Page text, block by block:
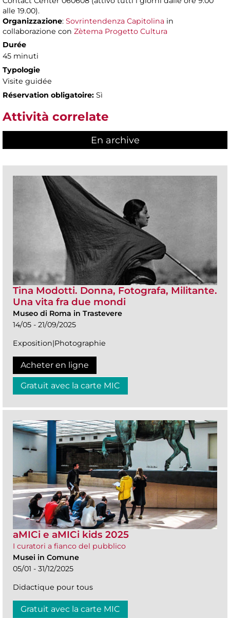
alle 19.00).
Organizzazione: Sovrintendenza Capitolina in
collaborazione con Zètema Progetto Cultura
Durée
45 minuti
Typologie
Visite guidée
Réservation obligatoire: Sì
Attività correlate
En archive
Tina Modotti. Donna, Fotografa, Militante.
Una vita fra due mondi
Museo di Roma in Trastevere
14/05 - 21/09/2025
Exposition|Photographie
Acheter en ligne
Gratuit avec la carte MIC
aMICi e aMICi kids 2025
I curatori a fianco del pubblico
Musei in Comune
05/01 - 31/12/2025
Didactique pour tous
Gratuit avec la carte MIC